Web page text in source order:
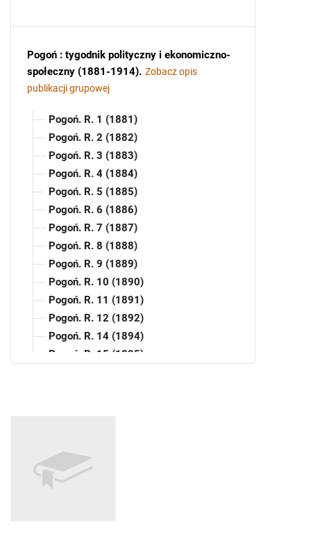
Pogoń : tygodnik polityczny i ekonomiczno-
społeczny (1881-1914). Zobacz opis
publikacji grupowej
Pogoń. R. 1 (1881)
Pogoń. R. 2 (1882)
Pogoń. R. 3 (1883)
Pogoń. R. 4 (1884)
Pogoń. R. 5 (1885)
Pogoń. R. 6 (1886)
Pogoń. R. 7 (1887)
Pogoń. R. 8 (1888)
Pogoń. R. 9 (1889)
Pogoń. R. 10 (1890)
Pogoń. R. 11 (1891)
Pogoń. R. 12 (1892)
Pogoń. R. 14 (1894)
Pogoń. R. 15 (1895)
Pogoń. R. 21 (1901)
Pogoń. R. 22 (1902)